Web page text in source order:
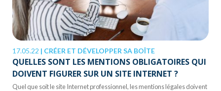
17.05.22 | CRÉER ET DÉVELOPPER SA BOÎTE
QUELLES SONT LES MENTIONS OBLIGATOIRES QUI
DOIVENT FIGURER SUR UN SITE INTERNET ?
Quel que soit le site Internet professionnel, les mentions légales doivent